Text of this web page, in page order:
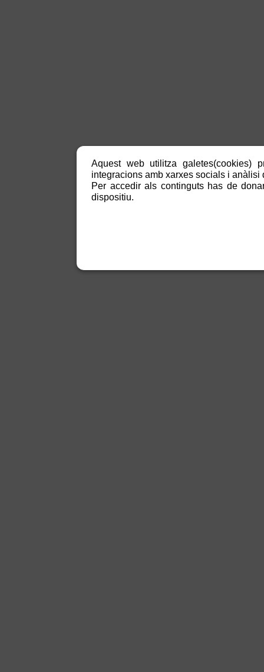
Aquest web utilitza galetes(cookies)
integracions amb xarxes socials i anàlisi
Per accedir als continguts has de
dispositiu.